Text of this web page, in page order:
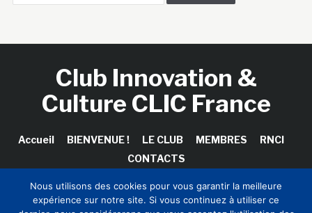
Club Innovation &
Culture CLIC France
Accueil BIENVENUE ! LE CLUB MEMBRES
RNCI
CONTACTS
Nous utilisons des cookies pour vous garantir la meilleure
expérience sur notre site. Si vous continuez à utiliser ce